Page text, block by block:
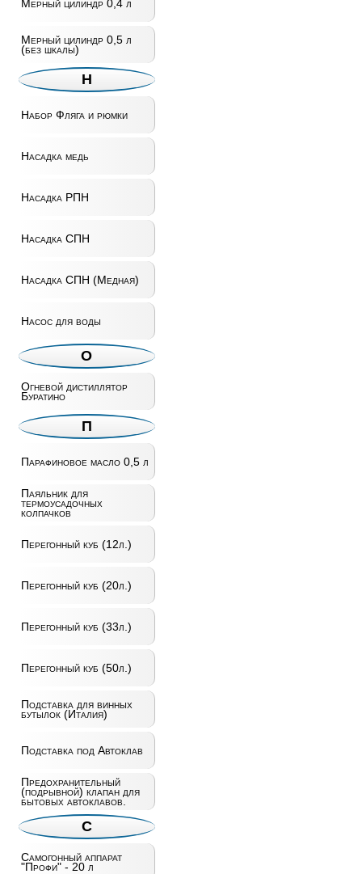
Мерный цилиндр 0,4 л
Мерный цилиндр 0,5 л
(без шкалы)
Н
Набор Фляга и рюмки
Насадка медь
Насадка РПН
Насадка СПН
Насадка СПН (Медная)
Насос для воды
О
Огневой дистиллятор
Буратино
П
Парафиновое масло 0,5 л
Паяльник для
термоусадочных
колпачков
Перегонный куб (12л.)
Перегонный куб (20л.)
Перегонный куб (33л.)
Перегонный куб (50л.)
Подставка для винных
бутылок (Италия)
Подставка под Автоклав
Предохранительный
(подрывной) клапан для
бытовых автоклавов.
С
Самогонный аппарат
"Профи" - 20 л